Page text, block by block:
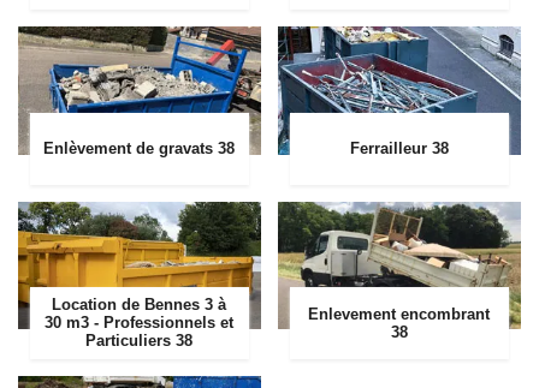
Enlèvement de gravats 38 Ferrailleur 38
Location de Bennes 3 à
30 m3 - Professionnels et
Particuliers 38
Enlevement encombrant
38